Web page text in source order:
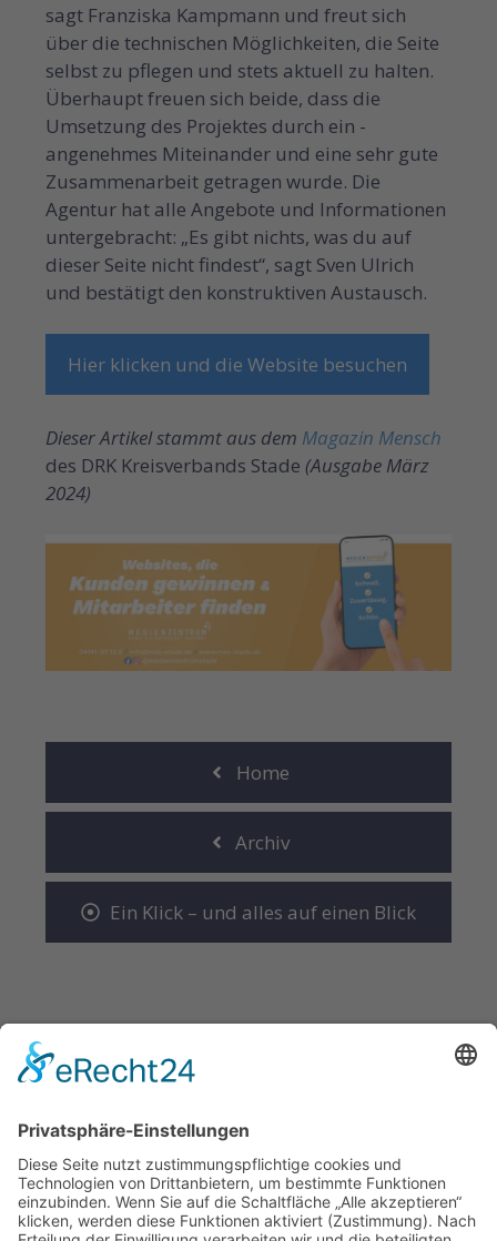
sagt Franziska Kampmann und freut sich
über die technischen Möglichkeiten, die Seite
selbst zu pflegen und stets aktuell zu halten.
Überhaupt freuen sich beide, dass die
Umsetzung des Projektes durch ein ­
angenehmes Miteinander und eine sehr gute
Zusammenarbeit getragen wurde. Die
Agentur hat alle Angebote und Informationen
untergebracht: „Es gibt nichts, was du auf
dieser Seite nicht findest“, sagt Sven ­Ulrich
und bestätigt den konstruktiven Austausch.
Hier klicken und die Website besuchen
Dieser Artikel stammt aus dem Magazin Mensch
des DRK Kreisverbands Stade (Ausgabe März
2024)
Home
Archiv
Ein Klick – und alles auf einen Blick
Damit deine Botschaft ankommt.